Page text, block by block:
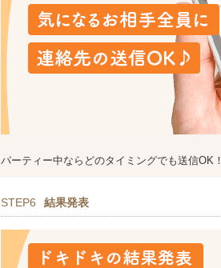
パーティー中ならどのタイミングでも送信OK！
STEP6 結果発表